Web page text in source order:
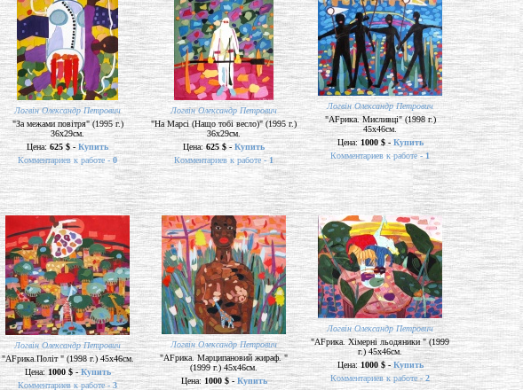
Логвін Олександр Петрович
"За межами повітря" (1995 г.)
36х29см.
Цена:625 $ - Купить
Комментариев к работе - 0
Логвін Олександр Петрович
"На Марсі (Нащо тобі весло)" (1995 г.)
36х29см.
Цена: 625 $ -Купить
Комментариев к работе -1
Логвін Олександр Петрович
"AFрика. Мисливці" (1998 г.)
45х46см.
Цена:1000 $ - Купить
Комментариев к работе -1
Логвін Олександр Петрович
"AFрика.Політ " (1998 г.) 45х46см.
Цена:1000 $ -Купить
Комментариев к работе - 3
Логвін Олександр Петрович
"AFрика. Марципановий жираф. "
(1999 г.) 45х46см.
Цена: 1000 $ - Купить
Логвін Олександр Петрович
"AFрика. Хімерні льодяники " (1999
г.) 45х46см.
Цена: 1000 $ -Купить
Комментариев к работе -2